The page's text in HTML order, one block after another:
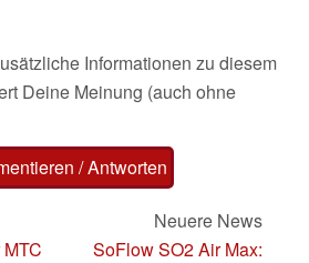
Informationen zu diesem
Deine Meinung (auch ohne
/ Antworten
Neuere News
SoFlow SO2 Air Max: